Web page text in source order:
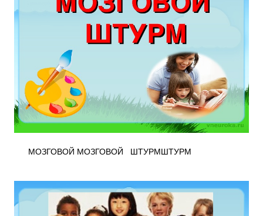
МОЗГОВОЙ МОЗГОВОЙ ШТУРМШТУРМ